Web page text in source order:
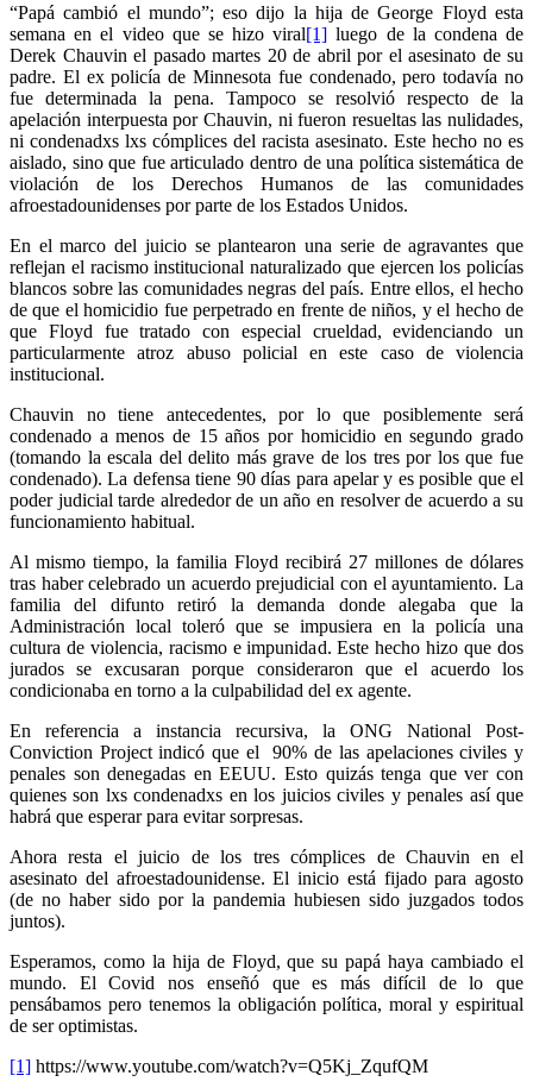
“Papá cambió el mundo”; eso dijo la hija de George Floyd esta
semana en el video que se hizo viral[1] luego de la condena de
Derek Chauvin el pasado martes 20 de abril por el asesinato de su
padre. El ex policía de Minnesota fue condenado, pero todavía no
fue determinada la pena. Tampoco se resolvió respecto de la
apelación interpuesta por Chauvin, ni fueron resueltas las nulidades,
ni condenadxs lxs cómplices del racista asesinato. Este hecho no es
aislado, sino que fue articulado dentro de una política sistemática de
violación de los Derechos Humanos de las comunidades
afroestadounidenses por parte de los Estados Unidos.
En el marco del juicio se plantearon una serie de agravantes que
reflejan el racismo institucional naturalizado que ejercen los policías
blancos sobre las comunidades negras del país. Entre ellos, el hecho
de que el homicidio fue perpetrado en frente de niños, y el hecho de
que Floyd fue tratado con especial crueldad, evidenciando un
particularmente atroz abuso policial en este caso de violencia
institucional.
Chauvin no tiene antecedentes, por lo que posiblemente será
condenado a menos de 15 años por homicidio en segundo grado
(tomando la escala del delito más grave de los tres por los que fue
condenado). La defensa tiene 90 días para apelar y es posible que el
poder judicial tarde alrededor de un año en resolver de acuerdo a su
funcionamiento habitual.
Al mismo tiempo, la familia Floyd recibirá 27 millones de dólares
tras haber celebrado un acuerdo prejudicial con el ayuntamiento. La
familia del difunto retiró la demanda donde alegaba que la
Administración local toleró que se impusiera en la policía una
cultura de violencia, racismo e impunidad. Este hecho hizo que dos
jurados se excusaran porque consideraron que el acuerdo los
condicionaba en torno a la culpabilidad del ex agente.
En referencia a instancia recursiva, la ONG National Post-
Conviction Project indicó que el 90% de las apelaciones civiles y
penales son denegadas en EEUU. Esto quizás tenga que ver con
quienes son lxs condenadxs en los juicios civiles y penales así que
habrá que esperar para evitar sorpresas.
Ahora resta el juicio de los tres cómplices de Chauvin en el
asesinato del afroestadounidense. El inicio está fijado para agosto
(de no haber sido por la pandemia hubiesen sido juzgados todos
juntos).
Esperamos, como la hija de Floyd, que su papá haya cambiado el
mundo. El Covid nos enseñó que es más difícil de lo que
pensábamos pero tenemos la obligación política, moral y espiritual
de ser optimistas.
[1] https://www.youtube.com/watch?v=Q5Kj_ZqufQM